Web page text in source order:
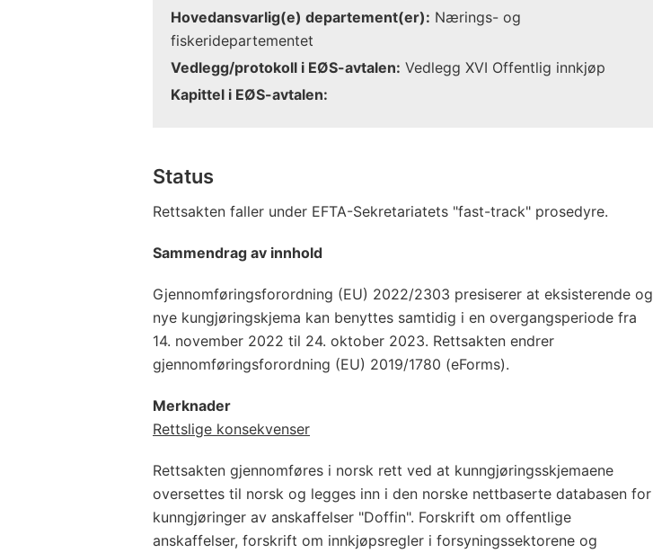
Hovedansvarlig(e) departement(er): Nærings- og
fiskeridepartementet
Vedlegg/protokoll i EØS-avtalen: Vedlegg XVI Offentlig innkjøp
Kapittel i EØS-avtalen:
Status
Rettsakten faller under EFTA-Sekretariatets "fast-track" prosedyre.
Sammendrag av innhold
Gjennomføringsforordning (EU) 2022/2303 presiserer at eksisterende og
nye kungjøringskjema kan benyttes samtidig i en overgangsperiode fra
14. november 2022 til 24. oktober 2023. Rettsakten endrer
gjennomføringsforordning (EU) 2019/1780 (eForms).
Merknader
Rettslige konsekvenser
Rettsakten gjennomføres i norsk rett ved at kunngjøringsskjemaene
oversettes til norsk og legges inn i den norske nettbaserte databasen for
kunngjøringer av anskaffelser "Doffin". Forskrift om offentlige
anskaffelser, forskrift om innkjøpsregler i forsyningssektorene og